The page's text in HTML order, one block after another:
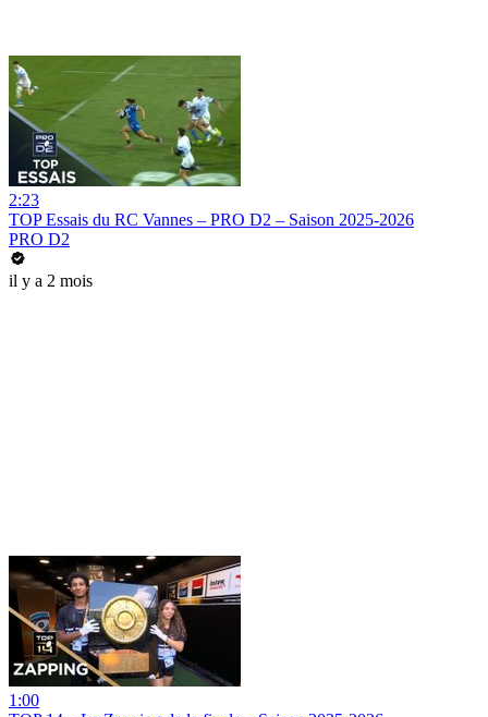
2:23
TOP Essais du RC Vannes – PRO D2 – Saison 2025-2026
PRO D2
il y a 2 mois
1:00